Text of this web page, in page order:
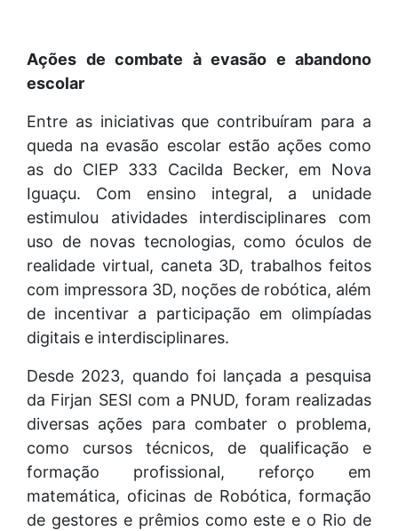
Ações de combate à evasão e abandono
escolar
Entre as iniciativas que contribuíram para a
queda na evasão escolar estão ações como
as do CIEP 333 Cacilda Becker, em Nova
Iguaçu. Com ensino integral, a unidade
estimulou atividades interdisciplinares com
uso de novas tecnologias, como óculos de
realidade virtual, caneta 3D, trabalhos feitos
com impressora 3D, noções de robótica, além
de incentivar a participação em olimpíadas
digitais e interdisciplinares.
Desde 2023, quando foi lançada a pesquisa
da Firjan SESI com a PNUD, foram realizadas
diversas ações para combater o problema,
como cursos técnicos, de qualificação e
formação profissional, reforço em
matemática, oficinas de Robótica, formação
de gestores e prêmios como este e o Rio de